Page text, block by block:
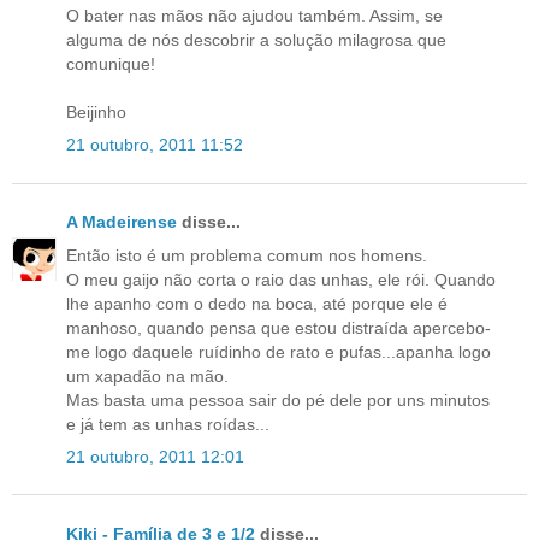
O bater nas mãos não ajudou também. Assim, se
alguma de nós descobrir a solução milagrosa que
comunique!
Beijinho
21 outubro, 2011 11:52
A Madeirense disse...
Então isto é um problema comum nos homens.
O meu gaijo não corta o raio das unhas, ele rói. Quando
lhe apanho com o dedo na boca, até porque ele é
manhoso, quando pensa que estou distraída apercebo-
me logo daquele ruídinho de rato e pufas...apanha logo
um xapadão na mão.
Mas basta uma pessoa sair do pé dele por uns minutos
e já tem as unhas roídas...
21 outubro, 2011 12:01
Kiki - Família de 3 e 1/2 disse...